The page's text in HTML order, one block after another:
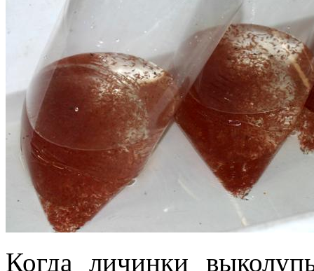
Когда личинки